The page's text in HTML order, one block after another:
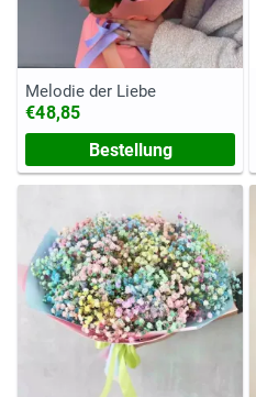
Melodie der Liebe
€48,85
Bestellung